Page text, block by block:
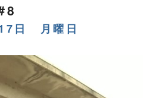
8
日 月曜日